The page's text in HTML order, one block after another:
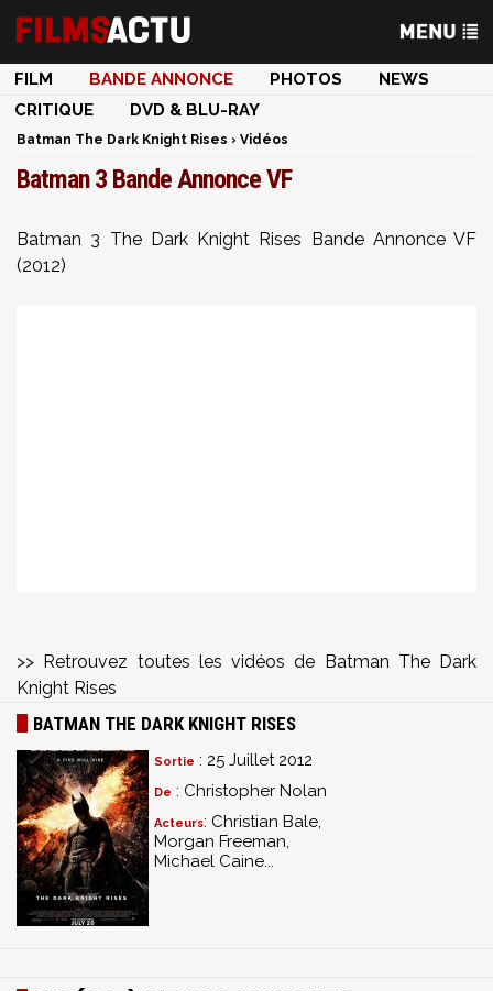
FILM BANDE ANNONCE PHOTOS
NEWS
CRITIQUE
DVD & BLU-RAY
Batman The Dark Knight Rises › Vidéos
Batman 3 Bande Annonce VF
Batman 3 The Dark Knight Rises Bande Annonce VF
(2012)
>> Retrouvez toutes les vidéos de Batman The Dark
Knight Rises
BATMAN THE DARK KNIGHT RISES
Sortie : 25 Juillet 2012
De : Christopher Nolan
Acteurs: Christian Bale,
Morgan Freeman,
Michael Caine...